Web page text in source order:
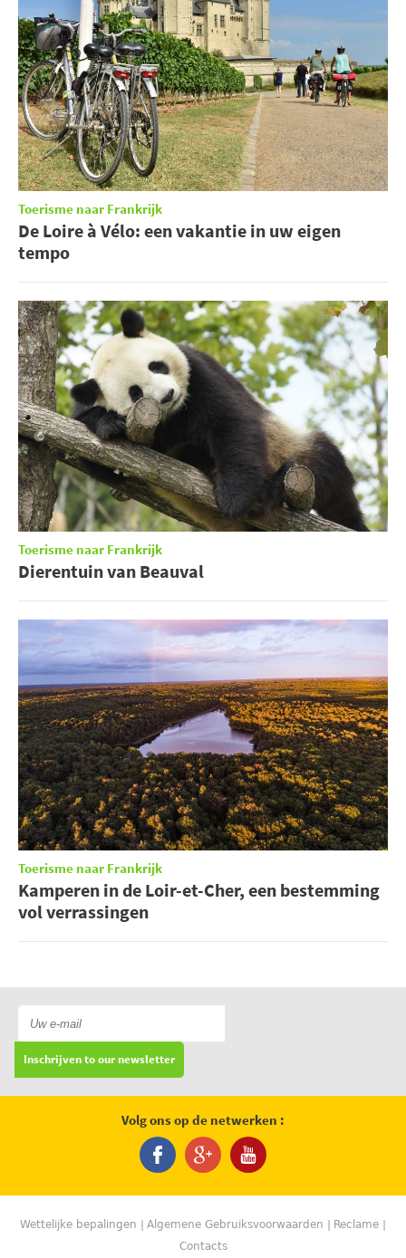
Toerisme naar Frankrijk
De Loire à Vélo: een vakantie in uw eigen
tempo
Toerisme naar Frankrijk
Dierentuin van Beauval
Toerisme naar Frankrijk
Kamperen in de Loir-et-Cher, een bestemming
vol verrassingen
Inschrijven to our newsletter
Volg ons op de netwerken :
Wettelijke bepalingen Algemene Gebruiksvoorwaarden
Reclame
Contacts